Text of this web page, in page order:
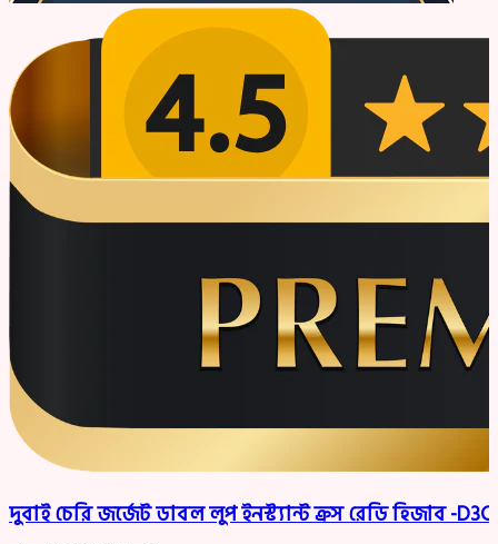
দুবাই চেরি জর্জেট ডাবল লুপ ইনস্ট্যান্ট ক্রস রেডি হিজাব -